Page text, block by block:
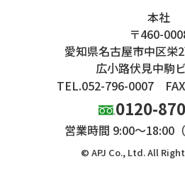
本社
〒460-
愛知県名古屋市中区栄
広小路伏見中駒
TEL.052-796-0007
0120-
営業時間 9:00～18:00
© APJ Co., Ltd. All